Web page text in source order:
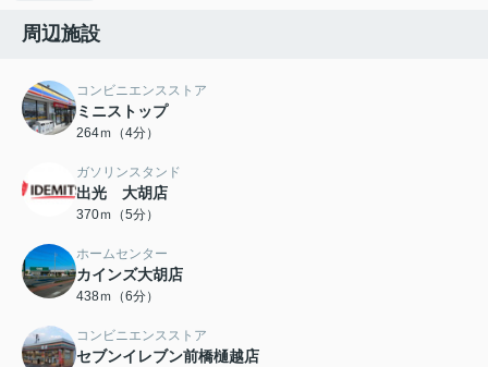
周辺施設
コンビニエンスストア
ミニストップ
264ｍ（4分）
ガソリンスタンド
出光 大胡店
370ｍ（5分）
ホームセンター
カインズ大胡店
438ｍ（6分）
コンビニエンスストア
セブンイレブン前橋樋越店